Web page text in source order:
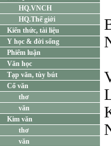
HQ.VNCH
HQ.Thế giới
Kiến thức, tài liệu
Y học & đời sống
Phiếm luận
Văn học
Tạp văn, tùy bút
Cổ văn
thơ
văn
Kim văn
thơ
văn